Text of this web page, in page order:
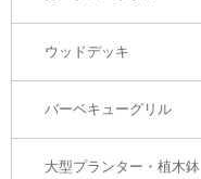
オットマン・スツール
ウッドデッキ
バーベキューグリル
大型プランター・植木鉢